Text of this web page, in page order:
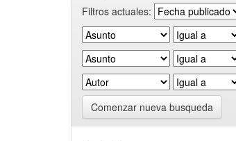
Filtros actuales:
Comenzar nueva busqueda